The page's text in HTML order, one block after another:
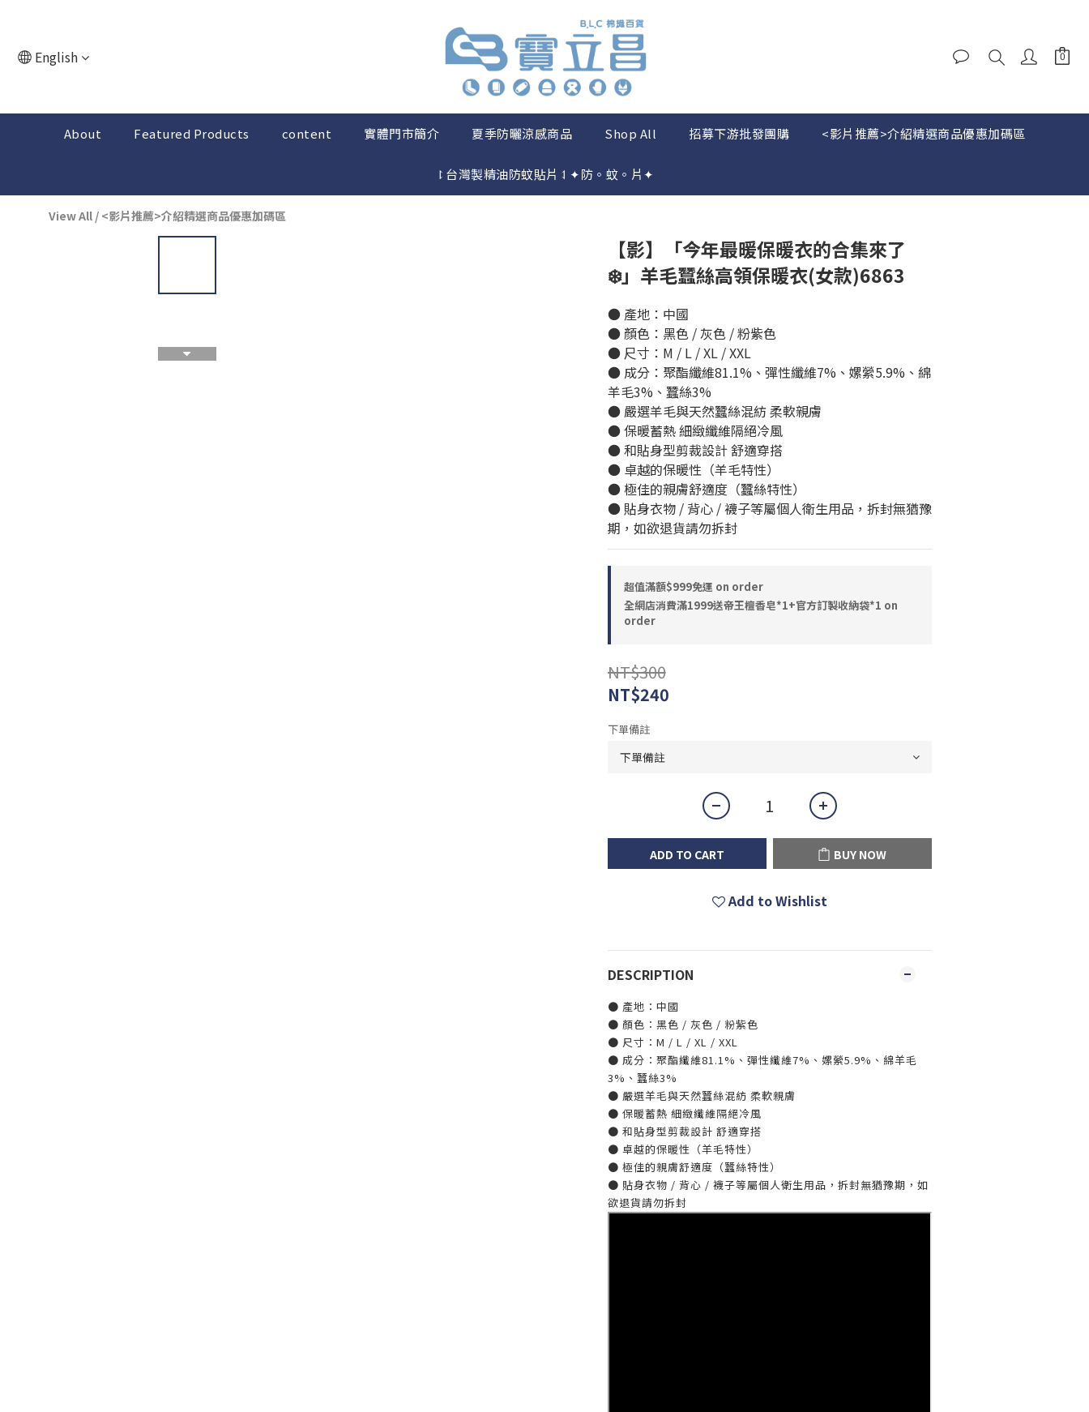
English
About Featured Products content 實體門市簡介 夏季防曬涼感商品 Shop All 招募下游批發團購 <影片推薦>介紹精選商品優惠加碼區
⥏台灣製精油防蚊貼片⥑✦防。蚊。片✦
View All / <影片推薦>介紹精選商品優惠加碼區
【影】「今年最暖保暖衣的合集來了
❄️」羊毛蠶絲高領保暖衣(女款)6863
● 產地：中國
● 顏色：黑色 / 灰色 / 粉紫色
● 尺寸：M / L / XL / XXL
● 成分：聚酯纖維81.1%、彈性纖維7%、嫘縈5.9%、綿
羊毛3%、蠶絲3%
● 嚴選羊毛與天然蠶絲混紡 柔軟親膚
● 保暖蓄熱 細緻纖維隔絕冷風
● 和貼身型剪裁設計 舒適穿搭
● 卓越的保暖性（羊毛特性）
● 極佳的親膚舒適度（蠶絲特性）
● 貼身衣物 / 背心 / 襪子等屬個人衛生用品，拆封無猶豫
期，如欲退貨請勿拆封
超值滿額$999免運 on order
全網店消費滿1999送帝王檀香皂*1+官方訂製收納袋*1 on
order
NT$300
NT$240
下單備註
ADD TO CART BUY NOW
Add to Wishlist
DESCRIPTION
● 產地：中國
● 顏色：黑色 / 灰色 / 粉紫色
● 尺寸：M / L / XL / XXL
● 成分：聚酯纖維81.1%、彈性纖維7%、嫘縈5.9%、綿羊毛
3%、蠶絲3%
● 嚴選羊毛與天然蠶絲混紡 柔軟親膚
● 保暖蓄熱 細緻纖維隔絕冷風
● 和貼身型剪裁設計 舒適穿搭
● 卓越的保暖性（羊毛特性）
● 極佳的親膚舒適度（蠶絲特性）
● 貼身衣物 / 背心 / 襪子等屬個人衛生用品，拆封無猶豫期，如
欲退貨請勿拆封